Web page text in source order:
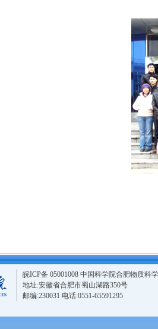
皖ICP备 05001008 中国科学院合肥物质
地址:安徽省合肥市蜀山湖路350号
邮编:230031 电话:0551-65591295